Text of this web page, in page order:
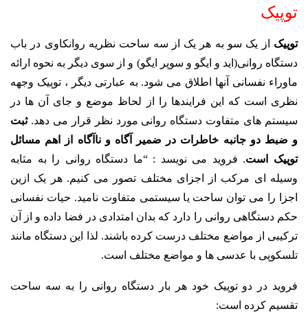
توپیک
توپیک
از یک سو به هر یک از سه ساحت نظریه روانکاوی در باب
دستگاه روانی(اید و ایگو و سوپر ایگو) و از سوی دیگر به نحوه ارائه
ماوراء نفسانی آنها اطلاق می شود. به عبارتی دیگر ، توپیک وجهه
نظری است که این فرایندها را از لحاظ موضع و جای آن ها در
سیستم های متفاوت دستگاه روانی مورد نظر قرار می دهد. ثبت
و ضبط دو جانبه خاطرات در ضمیر آگاه و ناآگاه از اهم مسائل
توپیک است. فروید می نویسد : “ما دستگاه روانی را به مثابه
وسیله ای مرکب از اجزای مختلف تصور می کنیم. هر یک ازین
اجزا را می توان ساحت یا سیستمی متفاوت نامید. حیات نفسانی
حکم دستگاهی روانی را دارد که بدان امتدادی در فضا داده و از آن
ترکیبی از مواضع مختلف درست کرده باشند. لذا این دستگاه مانند
تلسکوپی با عدسی ها و مواضع مختلف است.
فروید در دو توپیک خود هر بار دستگاه روانی را به سه ساحت
تقسیم کرده است: